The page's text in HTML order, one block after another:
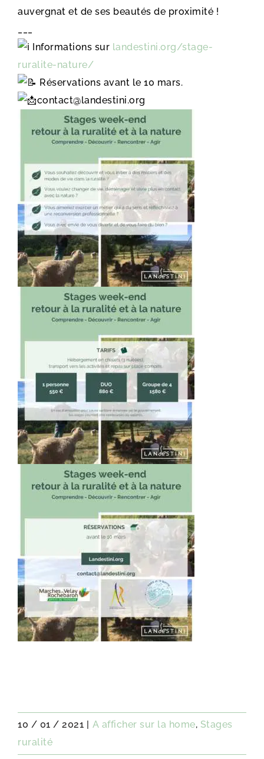
auvergnat et de ses beautés de proximité !
Informations sur landestini.org/stage-
ruralite-nature/
Réservations avant le 10 mars.
contact@landestini.org
10 / 01 / 2021 | A afficher sur la home, Stages
ruralité